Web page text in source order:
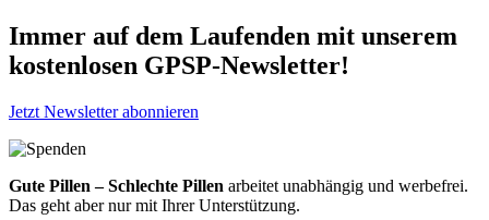
Immer auf dem Laufenden mit unserem
kostenlosen GPSP-Newsletter!
Jetzt Newsletter abonnieren
Gute Pillen – Schlechte Pillen arbeitet unabhängig und werbefrei.
Das geht aber nur mit Ihrer Unterstützung.